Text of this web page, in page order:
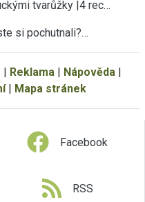
tvarůžky |4 rec…
si pochutnali?…
| Reklama | Nápověda |
| Mapa stránek
Facebook
RSS